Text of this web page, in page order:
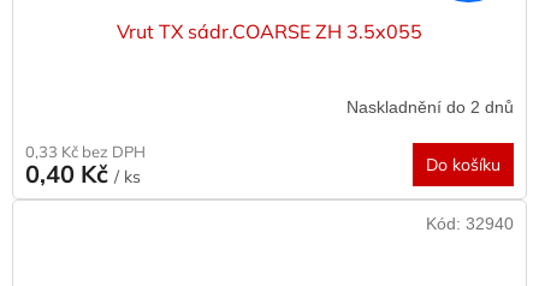
Vrut TX sádr.COARSE ZH 3.5x055
Naskladnění do 2 dnů
0,33 Kč bez DPH
0,40 Kč / ks
Do košíku
Kód: 32940